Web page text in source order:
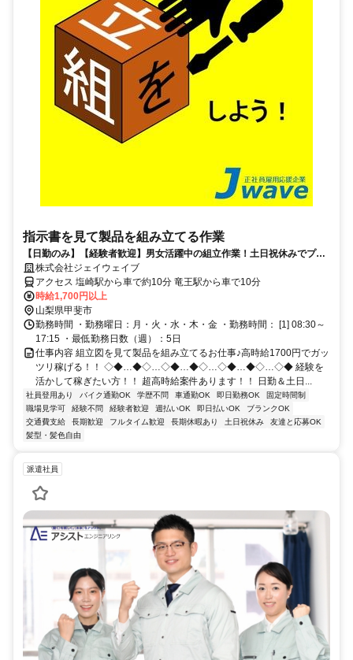
指示書を見て製品を組み立てる作業
【日勤のみ】【経験者歓迎】男女活躍中の組立作業！土日祝休みでプラ
イベートも充実できる！
株式会社ジェイウェイブ
アクセス 塩崎駅から車で約10分 竜王駅から車で10分
時給1,700円以上
山梨県甲斐市
勤務時間 ・勤務曜日：月・火・水・木・金 ・勤務時間： [1] 08:30～
17:15 ・最低勤務日数（週）：5日
仕事内容 組立図を見て製品を組み立てるお仕事♪高時給1700円でガッ
ツリ稼げる！！ ◇◆…◆◇…◇◆…◆◇…◇◆…◆◇…◇◆ 経験を
活かして稼ぎたい方！！ 超高時給案件あります！！ 日勤＆土日...
社員登用あり バイク通勤OK 学歴不問 車通勤OK 即日勤務OK
固定時間制
職場見学可
経験不問 経験者歓迎 週払いOK 即日払いOK
ブランクOK
交通費支給
長期歓迎 フルタイム歓迎 長期休暇あり 土日祝休み
友達と応募OK
髪型・髪色自由
派遣社員